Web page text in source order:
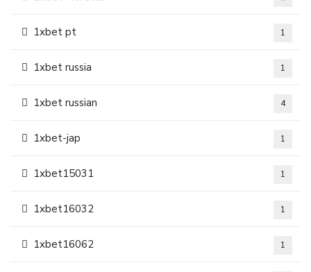
1xbet pt 1
1xbet russia 1
1xbet russian 4
1xbet-jap 1
1xbet15031 1
1xbet16032 1
1xbet16062 1